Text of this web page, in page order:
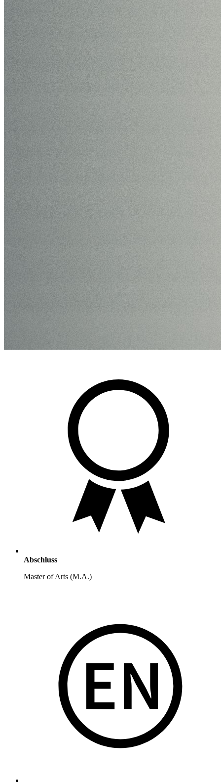
Abschluss
Master of Arts (M.A.)